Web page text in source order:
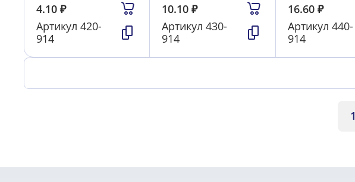
4.10 ₽
Артикул 420-
914
10.10₽
Артикул430-
914
16.60 ₽
Артикул 440-
914
1